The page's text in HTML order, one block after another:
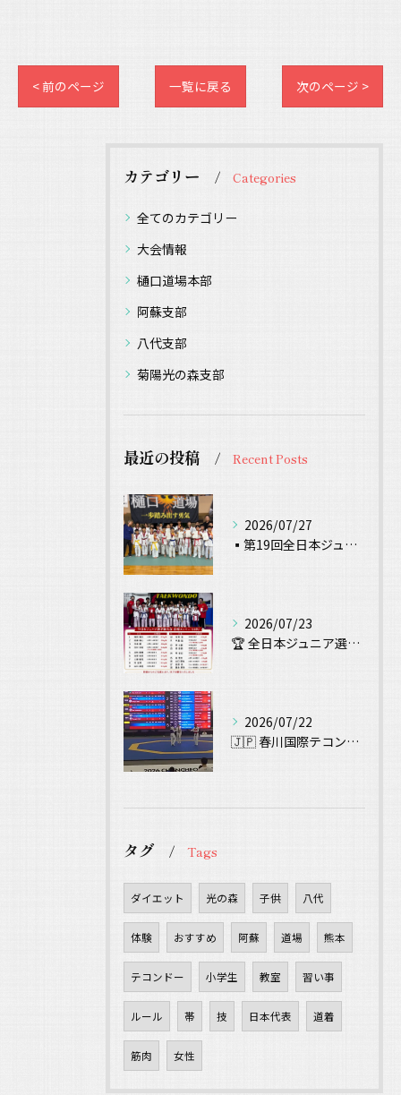
< 前のページ 一覧に戻る 次のページ >
カテゴリー Categories
全てのカテゴリー
大会情報
樋口道場本部
阿蘇支部
八代支部
菊陽光の森支部
最近の投稿 Recent Posts
2026/07/27
▪️第19回全日本ジュニアテコンドー選手権 試合結果▪️
2026/07/23
🏆 全日本ジュニア選手権大会 出場！ 🥋
2026/07/22
🇯🇵 春川国際テコンドー大会（Chuncheon Korea...
タグ Tags
ダイエット 光の森 子供 八代
体験 おすすめ 阿蘇 道場 熊本
テコンドー 小学生 教室 習い事
ルール 帯 技 日本代表 道着
筋肉 女性